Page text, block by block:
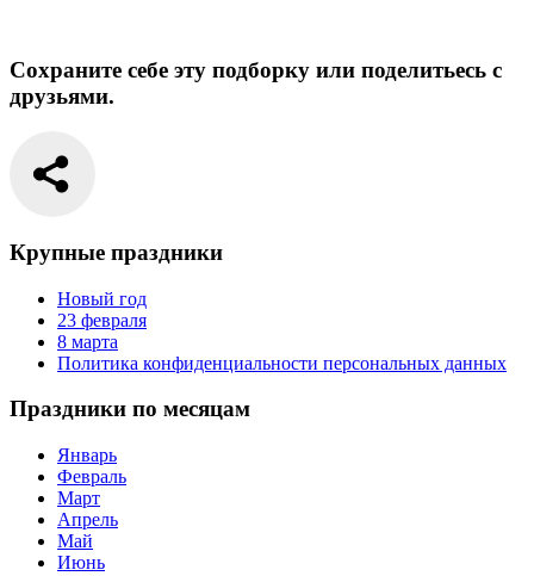
Сохраните себе эту подборку или поделитьесь с
друзьями.
Крупные праздники
Новый год
23 февраля
8 марта
Политика конфиденциальности персональных данных
Праздники по месяцам
Январь
Февраль
Март
Апрель
Май
Июнь